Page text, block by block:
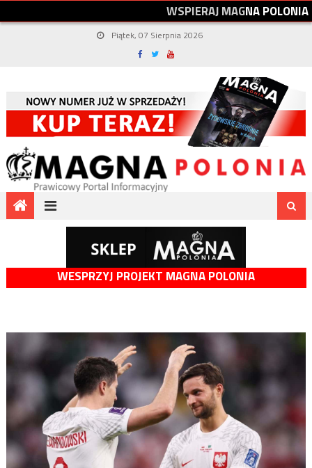
WSPIERAJMAGNAPOLONIA
Piątek, 07 Sierpnia 2026
WESPRZYJ PROJEKT MAGNA POLONIA